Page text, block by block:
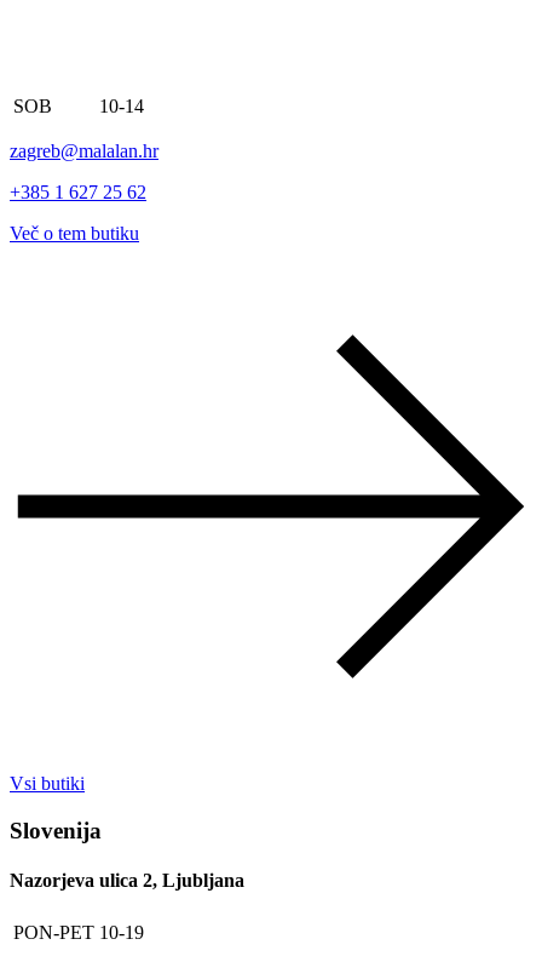
SOB 10-14
zagreb@malalan.hr
+385 1 627 25 62
Več o tem butiku
Vsi butiki
Slovenija
Nazorjeva ulica 2, Ljubljana
PON-PET 10-19